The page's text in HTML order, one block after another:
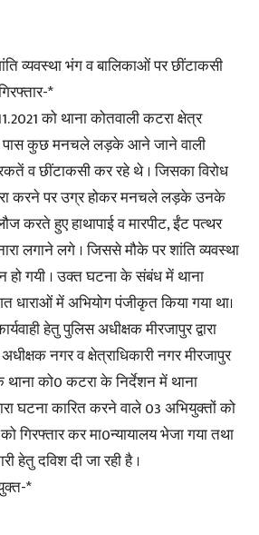
व्यवस्था भंग व बालिकाओं पर छींटाकसी
*
को थाना कोतवाली कटरा क्षेत्र
पास कुछ मनचले लड़के आने जाने वाली
व छींटाकसी कर रहे थे । जिसका विरोध
करने पर उग्र होकर मनचले लड़के उनके
करते हुए हाथापाई व मारपीट, ईंट पत्थर
लगाने लगे । जिससे मौके पर शांति व्यवस्था
हो गयी । उक्त घटना के संबंध में थाना
धाराओं में अभियोग पंजीकृत किया गया था।
हेतु पुलिस अधीक्षक मीरजापुर द्वारा
नगर व क्षेत्राधिकारी नगर मीरजापुर
थाना को0 कटरा के निर्देशन में थाना
घटना कारित करने वाले 03 अभियुक्तों को
गिरफ्तार कर मा0न्यायालय भेजा गया तथा
हेतु दविश दी जा रही है ।
*